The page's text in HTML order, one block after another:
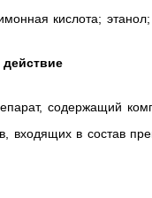
кислота; этанол;
содержащий
входящих в состав